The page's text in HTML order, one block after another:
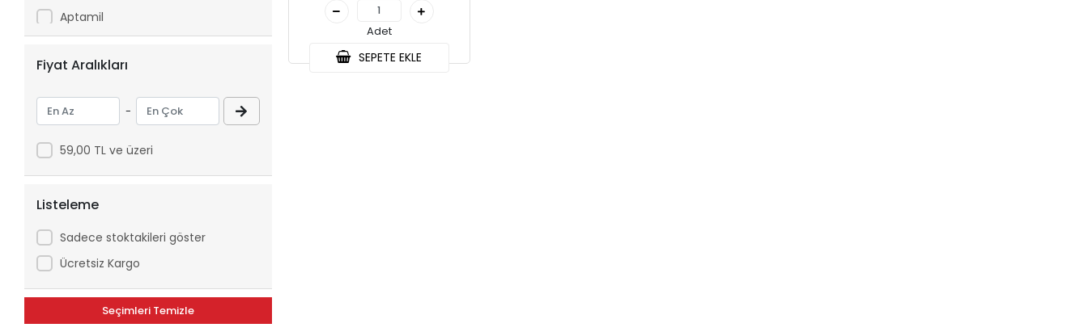
Aptamil
Ariel
Arko
Asperox
ASSE
ATILGAN
Avşar
Badem
Bağdat
Fiyat Aralıkları
-
59,00 TL ve üzeri
Listeleme
Sadece stoktakileri göster
Ücretsiz Kargo
Seçimleri Temizle
Adet
SEPETE EKLE